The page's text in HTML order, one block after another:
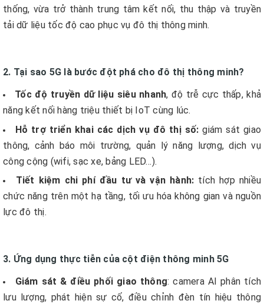
thống, vừa trở thành trung tâm kết nối, thu thập và truyền
tải dữ liệu tốc độ cao phục vụ đô thị thông minh.
2. Tại sao 5G là bước đột phá cho đô thị thông minh?
Tốc độ truyền dữ liệu siêu nhanh, độ trễ cực thấp, khả
năng kết nối hàng triệu thiết bị IoT cùng lúc.
Hỗ trợ triển khai các dịch vụ đô thị số: giám sát giao
thông, cảnh báo môi trường, quản lý năng lượng, dịch vụ
công cộng (wifi, sạc xe, bảng LED…).
Tiết kiệm chi phí đầu tư và vận hành: tích hợp nhiều
chức năng trên một hạ tầng, tối ưu hóa không gian và nguồn
lực đô thị.
3. Ứng dụng thực tiễn của cột điện thông minh 5G
Giám sát & điều phối giao thông: camera AI phân tích
lưu lượng, phát hiện sự cố, điều chỉnh đèn tín hiệu thông